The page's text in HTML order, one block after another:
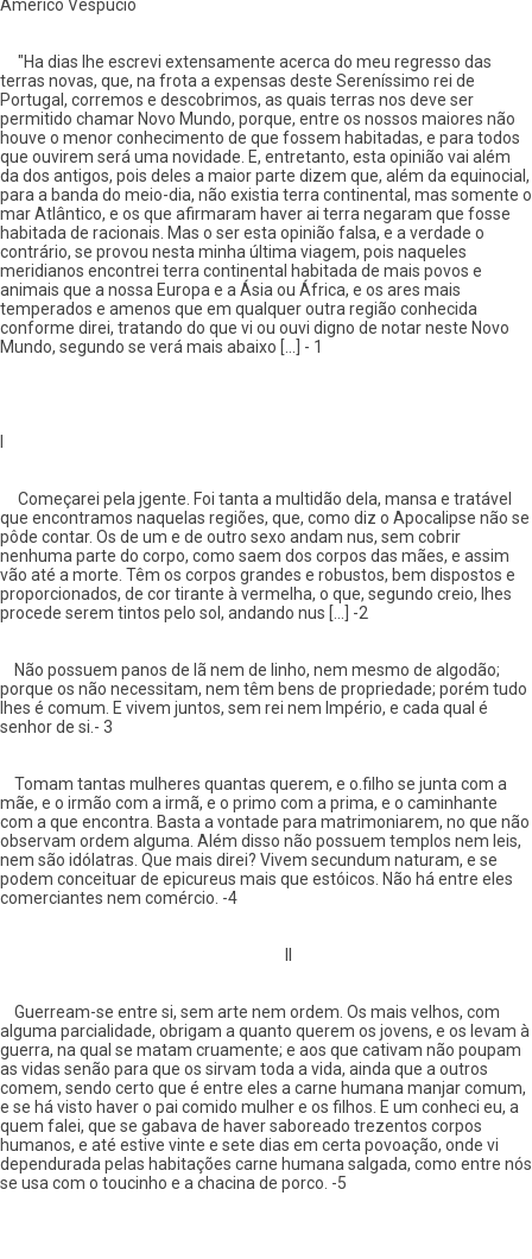
Américo Vespúcio
"Ha dias lhe escrevi extensamente acerca do meu regresso das
terras novas, que, na frota a expensas deste Sereníssimo rei de
Portugal, corremos e descobrimos, as quais terras nos deve ser
permitido chamar Novo Mundo, porque, entre os nossos maiores não
houve o menor conhecimento de que fossem habitadas, e para todos
que ouvirem será uma novidade. E, entretanto, esta opinião vai além
da dos antigos, pois deles a maior parte dizem que, além da equinocial,
para a banda do meio-dia, não existia terra continental, mas somente o
mar Atlântico, e os que afirmaram haver ai terra negaram que fosse
habitada de racionais. Mas o ser esta opinião falsa, e a verdade o
contrário, se provou nesta minha última viagem, pois naqueles
meridianos encontrei terra continental habitada de mais povos e
animais que a nossa Europa e a Ásia ou África, e os ares mais
temperados e amenos que em qualquer outra região conhecida
conforme direi, tratando do que vi ou ouvi digno de notar neste Novo
Mundo, segundo se verá mais abaixo [...] - 1
Começarei pela jgente. Foi tanta a multidão dela, mansa e tratável
que encontramos naquelas regiões, que, como diz o Apocalipse não se
pôde contar. Os de um e de outro sexo andam nus, sem cobrir
nenhuma parte do corpo, como saem dos corpos das mães, e assim
vão até a morte. Têm os corpos grandes e robustos, bem dispostos e
proporcionados, de cor tirante à vermelha, o que, segundo creio, lhes
procede serem tintos pelo sol, andando nus [...] -2
Não possuem panos de lã nem de linho, nem mesmo de algodão;
porque os não necessitam, nem têm bens de propriedade; porém tudo
lhes é comum. E vivem juntos, sem rei nem Império, e cada qual é
senhor de si.- 3
Tomam tantas mulheres quantas querem, e o.filho se junta com a
mãe, e o irmão com a irmã, e o primo com a prima, e o caminhante
com a que encontra. Basta a vontade para matrimoniarem, no que não
observam ordem alguma. Além disso não possuem templos nem leis,
nem são idólatras. Que mais direi? Vivem secundum naturam, e se
podem conceituar de epicureus mais que estóicos. Não há entre eles
comerciantes nem comércio. -4
Guerream-se entre si, sem arte nem ordem. Os mais velhos, com
alguma parcialidade, obrigam a quanto querem os jovens, e os levam à
guerra, na qual se matam cruamente; e aos que cativam não poupam
as vidas senão para que os sirvam toda a vida, ainda que a outros
comem, sendo certo que é entre eles a carne humana manjar comum,
e se há visto haver o pai comido mulher e os filhos. E um conheci eu, a
quem falei, que se gabava de haver saboreado trezentos corpos
humanos, e até estive vinte e sete dias em certa povoação, onde vi
dependurada pelas habitações carne humana salgada, como entre nós
se usa com o toucinho e a chacina de porco. -5